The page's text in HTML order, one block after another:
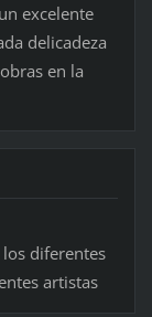
excelente
delicadeza
en la
diferentes
artistas